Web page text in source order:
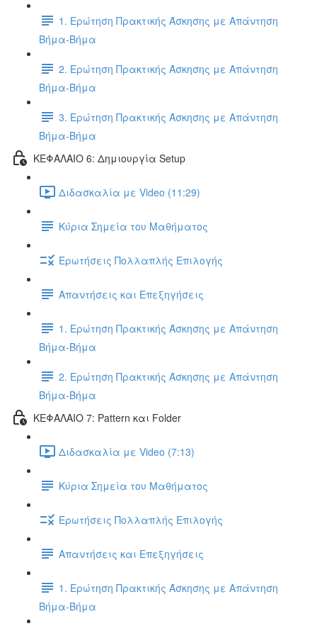
1. Ερώτηση Πρακτικής Άσκησης με Απάντηση
Βήμα-Βήμα
2. Ερώτηση Πρακτικής Άσκησης με Απάντηση
Βήμα-Βήμα
3. Ερώτηση Πρακτικής Άσκησης με Απάντηση
Βήμα-Βήμα
ΚΕΦΑΛΑΙΟ 6: Δημιουργία Setup
Διδασκαλία με Video (11:29)
Κύρια Σημεία του Μαθήματος
Ερωτήσεις Πολλαπλής Επιλογής
Απαντήσεις και Επεξηγήσεις
1. Ερώτηση Πρακτικής Άσκησης με Απάντηση
Βήμα-Βήμα
2. Ερώτηση Πρακτικής Άσκησης με Απάντηση
Βήμα-Βήμα
ΚΕΦΑΛΑΙΟ 7: Pattern και Folder
Διδασκαλία με Video (7:13)
Κύρια Σημεία του Μαθήματος
Ερωτήσεις Πολλαπλής Επιλογής
Απαντήσεις και Επεξηγήσεις
1. Ερώτηση Πρακτικής Άσκησης με Απάντηση
Βήμα-Βήμα